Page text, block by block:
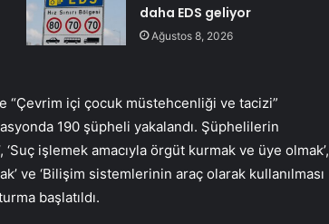
daha EDS geliyor
Ağustos 8, 2026
“Çevrim içi çocuk müstehcenliği ve tacizi”
190 şüpheli yakalandı. Şüphelilerin
‘Suç işlemek amacıyla örgüt kurmak ve üye olmak’,
ve ‘Bilişim sistemlerinin araç olarak kullanılması
başlatıldı.